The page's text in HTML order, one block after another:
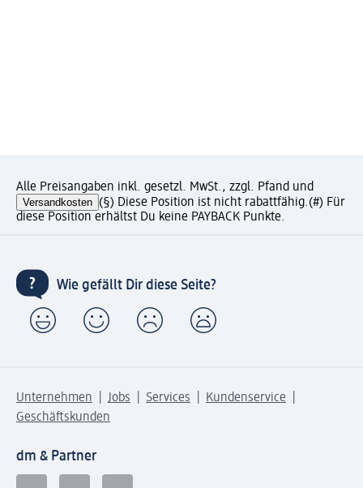
Alle Preisangaben inkl. gesetzl. MwSt., zzgl. Pfand und
Versandkosten (§) Diese Position ist nicht rabattfähig.(#) Für
diese Position erhältst Du keine PAYBACK Punkte.
Wie gefällt Dir diese Seite?
Unternehmen Jobs Services
Kundenservice
Geschäftskunden
dm & Partner